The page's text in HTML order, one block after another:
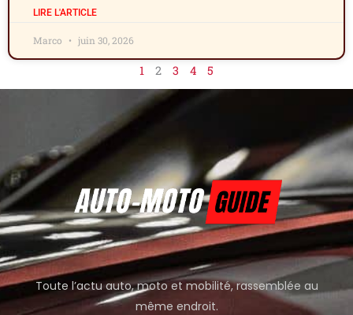
LIRE L'ARTICLE
Marco juin 30, 2026
1 2 3 4 5
Toute l’actu auto, moto et mobilité, rassemblée au
même endroit.